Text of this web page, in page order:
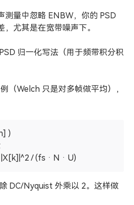
测量中忽略 ENBW，你的 PSD
尤其是在宽带噪声下。
归一化写法（用于频带积分积
（Welch 只是对多帧做平均），
)
/ (fs · N · U)
DC/Nyquist 外乘以 2。这样做